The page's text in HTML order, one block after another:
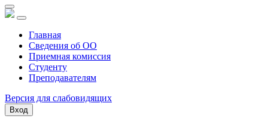
Главная
Сведения об ОО
Приемная комиссия
Студенту
Преподавателям
Версия для слабовидящих
Вход